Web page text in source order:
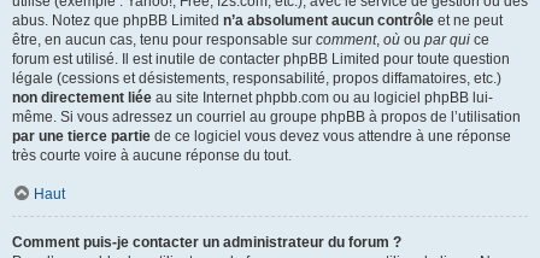
abus. Notez que phpBB Limited n’a absolument aucun contrôle et ne peut
être, en aucun cas, tenu pour responsable sur comment, où ou par qui ce
forum est utilisé. Il est inutile de contacter phpBB Limited pour toute question
légale (cessions et désistements, responsabilité, propos diffamatoires, etc.)
non directement liée au site Internet phpbb.com ou au logiciel phpBB lui-
même. Si vous adressez un courriel au groupe phpBB à propos de l’utilisation
par une tierce partie de ce logiciel vous devez vous attendre à une réponse
très courte voire à aucune réponse du tout.
Haut
Comment puis-je contacter un administrateur du forum ?